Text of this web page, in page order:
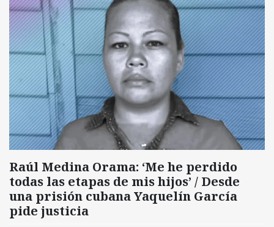
Raúl Medina Orama: ‘Me he perdido
todas las etapas de mis hijos’ / Desde
una prisión cubana Yaquelín García
pide justicia